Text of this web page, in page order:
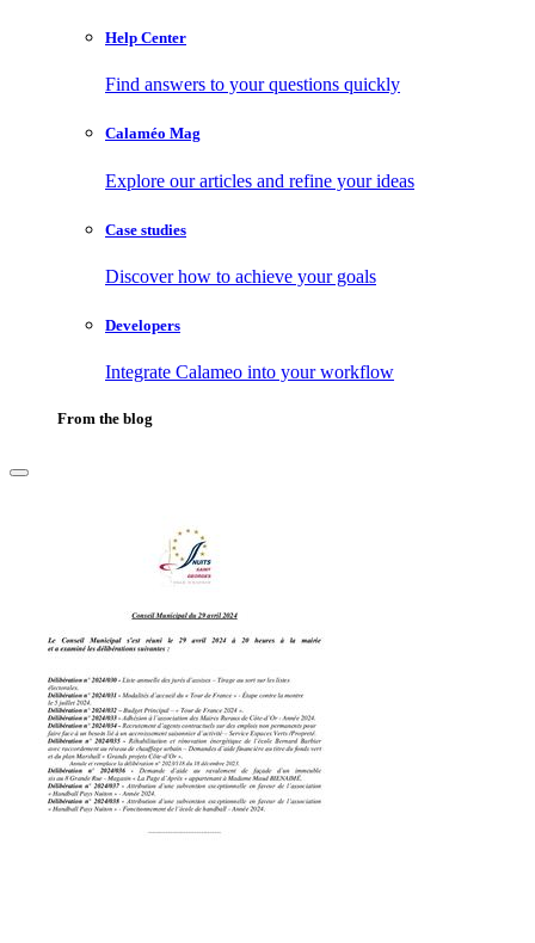
Help Center
Find answers to your questions quickly
Calaméo Mag
Explore our articles and refine your ideas
Case studies
Discover how to achieve your goals
Developers
Integrate Calameo into your workflow
From the blog